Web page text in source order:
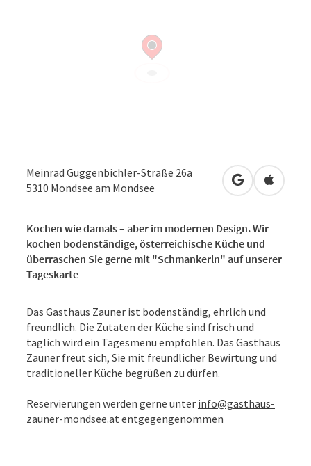
Meinrad Guggenbichler-Straße 26a
5310 Mondsee am Mondsee in Google
in
Kochen wie damals – aber im modernen Design. Wir
kochen bodenständige, österreichische Küche und
überraschen Sie gerne mit "Schmankerln" auf unserer
Tageskarte
Das Gasthaus Zauner ist bodenständig, ehrlich und
freundlich. Die Zutaten der Küche sind frisch und
täglich wird ein Tagesmenü empfohlen. Das Gasthaus
Zauner freut sich, Sie mit freundlicher Bewirtung und
traditioneller Küche begrüßen zu dürfen.
Reservierungen werden gerne unter info@gasthaus-
zauner-mondsee.at entgegengenommen